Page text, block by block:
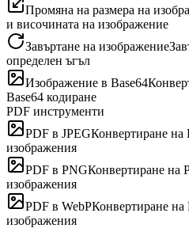
Промяна на размера на
и височината на изображение
Завъртане на изображение
определен ъгъл
Изображение в Base64
Base64 кодиране
PDF инструменти
PDF в JPEGКонвертиране на
изображения
PDF в PNGКонвертиране на
изображения
PDF в WebPКонвертиране на
изображения